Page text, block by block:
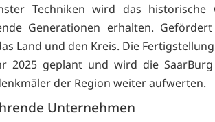
Techniken wird das
Generationen erhalten.
Land und den Kreis. Die
2025 geplant und wird die
der Region weiter aufwerten.
Unternehmen